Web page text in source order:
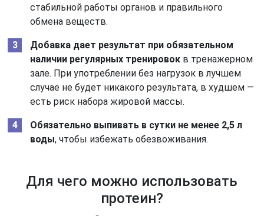
стабильной работы органов и правильного
обмена веществ.
Добавка дает результат при обязательном
наличии регулярных тренировок в тренажерном
зале. При употреблении без нагрузок в лучшем
случае не будет никакого результата, в худшем —
есть риск набора жировой массы.
Обязательно выпивать в сутки не менее 2,5 л
воды, чтобы избежать обезвоживания.
Для чего можно использовать
протеин?